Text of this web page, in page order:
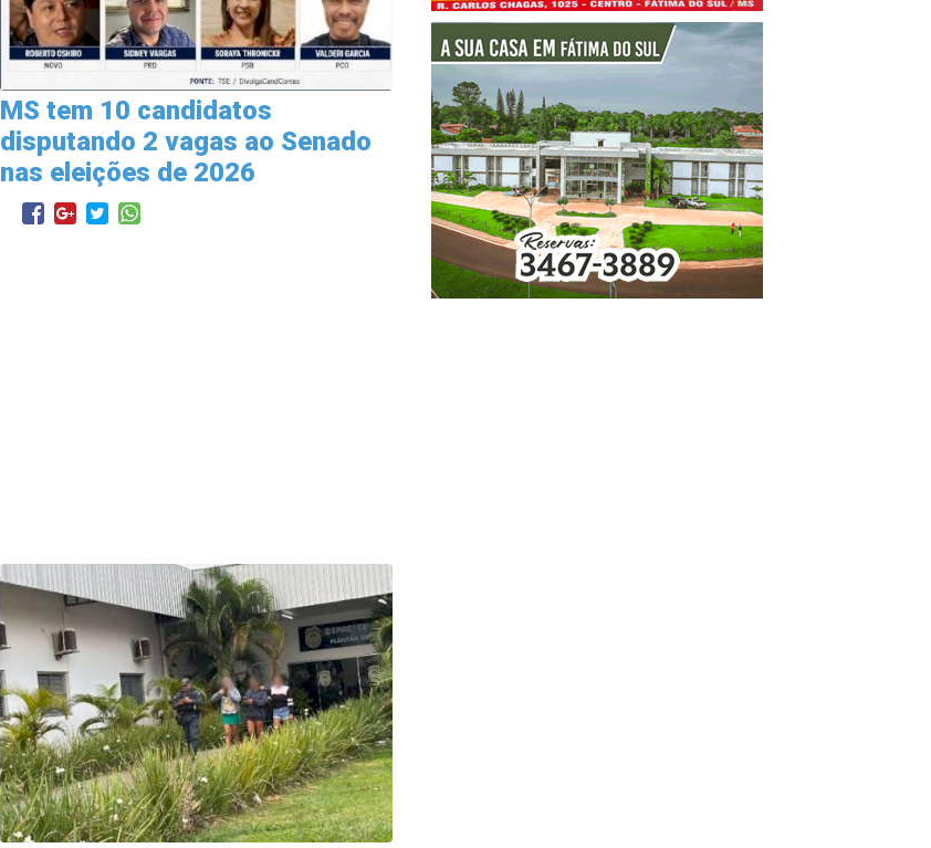
MS tem 10 candidatos
disputando 2 vagas ao Senado
nas eleições de 2026